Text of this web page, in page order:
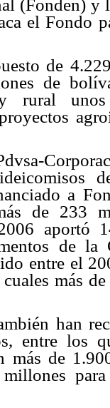
(Fonden) y
el Fondo
de
de
y rural
a
de 233
aportó
de
entre el
más
han
entre los
más de